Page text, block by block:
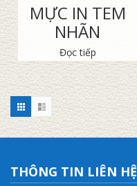
MỰC IN TEM
NHÃN
Đọc tiếp
THÔNG TIN LIÊN HỆ